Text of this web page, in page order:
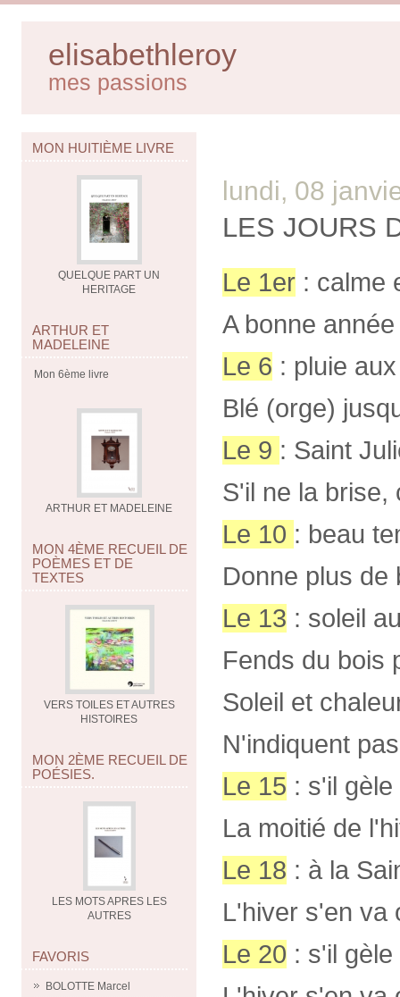
elisabethleroy
mes passions
MON HUITIÈME LIVRE
QUELQUE PART UN
HERITAGE
ARTHUR ET
MADELEINE
Mon 6ème livre
ARTHUR ET MADELEINE
MON 4ÈME RECUEIL DE
POÈMES ET DE
TEXTES
VERS TOILES ET AUTRES
HISTOIRES
MON 2ÈME RECUEIL DE
POÉSIES.
LES MOTS APRES LES
AUTRES
FAVORIS
BOLOTTE Marcel
lundi, 08
LES JOURS
Le 1er : calme
A bonne
Le 6 : pluie
Blé (orge)
Le 9 : Saint
S'il ne la brise,
Le 10 : beau
Donne plus de
Le 13 : soleil
Fends du bois
Soleil et
N'indiquent
Le 15 : s'il
La moitié de
Le 18 : à la
L'hiver s'en va
Le 20 : s'il